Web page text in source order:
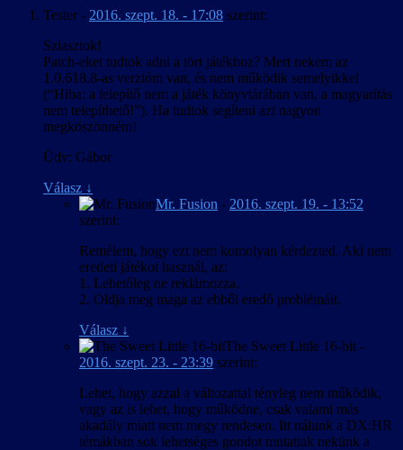
Tester - 2016. szept. 18. - 17:08 szerint:
Sziasztok!
Patch-eket tudtok adni a tört játékhoz? Mert nekem az
1.0.618.8-as verzióm van, és nem működik semelyikkel
(“Hiba: a telepítő nem a játék könyvtárában van, a magyarítás
nem telepíthető!”). Ha tudtok segíteni azt nagyon
megköszönném!
Üdv: Gábor
Válasz ↓
Mr. Fusion - 2016. szept. 19. - 13:52
szerint:
Remélem, hogy ezt nem komolyan kérdezted. Aki nem
eredeti játékot használ, az:
1. Lehetőleg ne reklámozza.
2. Oldja meg maga az ebből eredő problémáit.
Válasz ↓
The Sweet Little 16-bit -
2016. szept. 23. - 23:39 szerint:
Lehet, hogy azzal a változattal tényleg nem működik,
vagy az is lehet, hogy működne, csak valami más
akadály miatt nem megy rendesen. Itt nálunk a DX:HR
témákban sok lehetséges gondot mutattak nekünk a